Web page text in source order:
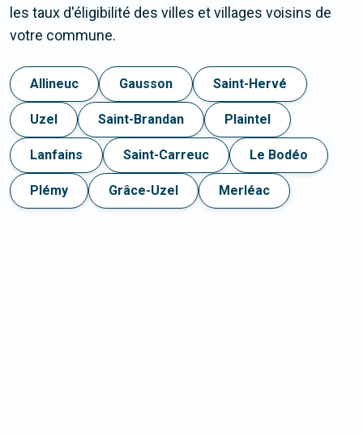
les taux d'éligibilité des villes et villages voisins de
votre commune.
Allineuc Gausson Saint-Hervé
Uzel Saint-Brandan Plaintel
Lanfains Saint-Carreuc Le Bodéo
Plémy Grâce-Uzel Merléac